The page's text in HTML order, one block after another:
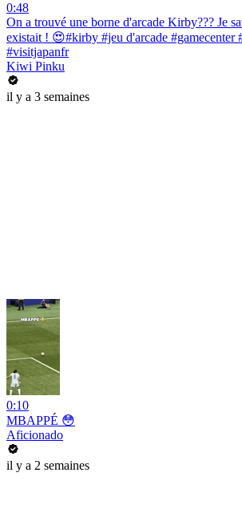
0:48
On a trouvé une borne d'arcade Kirby??? Je
existait ! 😍#kirby #jeu d'arcade #gamecenter
#visitjapanfr
Kiwi Pinku
il y a 3 semaines
0:10
MBAPPÉ 😳
Aficionado
il y a 2 semaines